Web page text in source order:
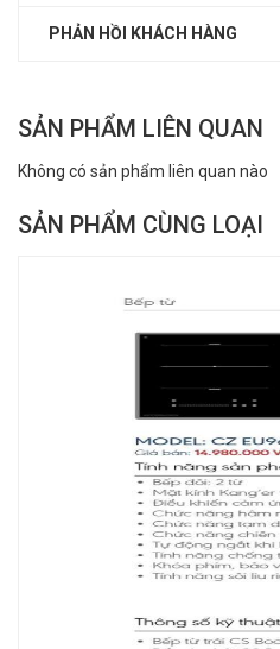
PHẢN HỒI KHÁCH HÀNG
SẢN PHẨM LIÊN QUAN
Không có sản phẩm liên quan nào
SẢN PHẨM CÙNG LOẠI